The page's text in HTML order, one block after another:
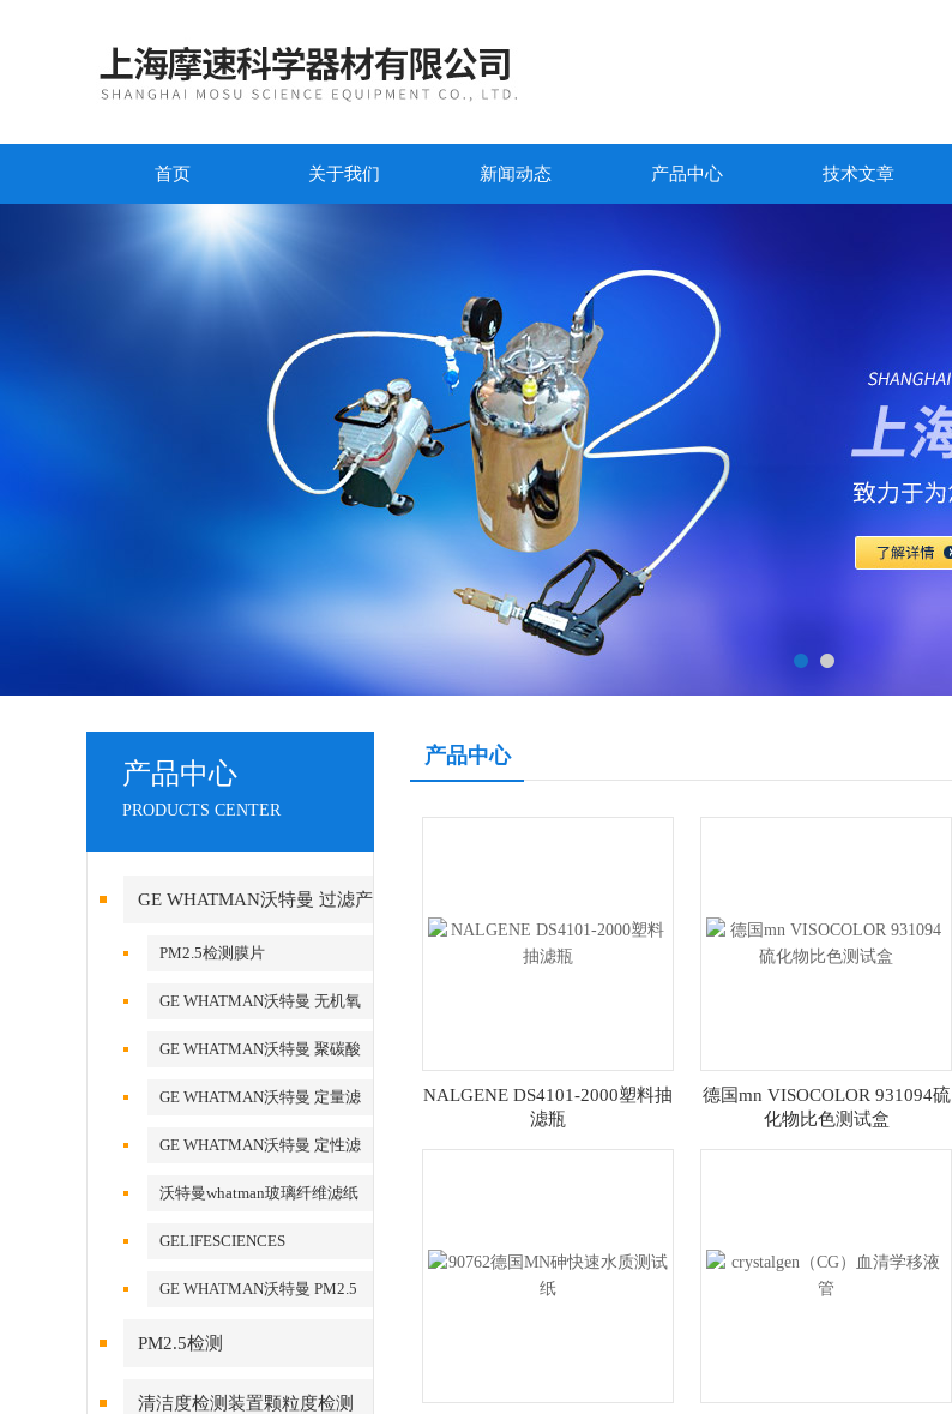
首页 关于我们 新闻动态 产品中心 技术文章
产品中心
PRODUCTS CENTER
GE WHATMAN沃特曼 过滤产
品代理PM2.5检测膜片
GE WHATMAN沃特曼 无机氧
GE WHATMAN沃特曼 聚碳酸
GE WHATMAN沃特曼 定量滤
GE WHATMAN沃特曼 定性滤
纸
沃特曼whatman玻璃纤维滤纸
GELIFESCIENCES
WHATMAN 转印记膜杂交膜
GE WHATMAN沃特曼 PM2.5
PM2.5检测
清洁度检测装置颗粒度检测
产品中心
NALGENE DS4101-2000塑料抽
滤瓶
德国mn VISOCOLOR 931094硫
化物比色测试盒